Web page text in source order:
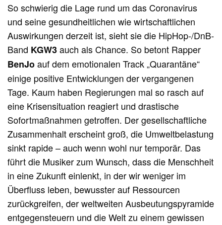
So schwierig die Lage rund um das Coronavirus
und seine gesundheitlichen wie wirtschaftlichen
Auswirkungen derzeit ist, sieht sie die HipHop-/DnB-
Band KGW3auch als Chance. So betont Rapper
BenJoauf dem emotionalen Track „Quarantäne“
einige positive Entwicklungen der vergangenen
Tage. Kaum haben Regierungen mal so rasch auf
eine Krisensituation reagiert und drastische
Sofortmaßnahmen getroffen. Der gesellschaftliche
Zusammenhalt erscheint groß, die Umweltbelastung
sinkt rapide – auch wenn wohl nur temporär. Das
führt die Musiker zum Wunsch, dass die Menschheit
in eine Zukunft einlenkt, in der wir weniger im
Überfluss leben, bewusster auf Ressourcen
zurückgreifen, der weltweiten Ausbeutungspyramide
entgegensteuern und die Welt zu einem gewissen